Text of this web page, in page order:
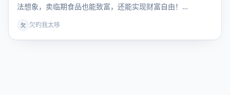
法想象，卖临期食品也能致富，还能实现财富自由！…
欠 欠旳我太哆